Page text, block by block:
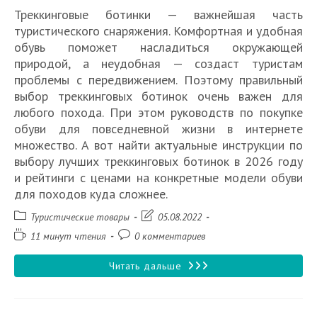
выбирают
автотуристы
Треккинговые ботинки — важнейшая часть
туристического снаряжения. Комфортная и удобная
обувь поможет насладиться окружающей
природой, а неудобная — создаст туристам
проблемы с передвижением. Поэтому правильный
выбор треккинговых ботинок очень важен для
любого похода. При этом руководств по покупке
обуви для повседневной жизни в интернете
множество. А вот найти актуальные инструкции по
выбору лучших треккинговых ботинок в 2026 году
и рейтинги с ценами на конкретные модели обуви
для походов куда сложнее.
Рубрика
записи:
Туристические товары
Запись05.08.2022
Время11 минут чтения
Комментарии
записи:
0 комментариев
Читать дальше Топ